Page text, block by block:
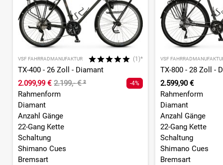
VSF FAHRRADMANUFAKTUR (1)*
TX-400 - 26 Zoll - Diamant
2.099,99 € 2.199,- €² -4%
Rahmenform
Diamant
Anzahl Gänge
22-Gang Kette
Schaltung
Shimano Cues
Bremsart
VSF
TX-800 - 28 Zoll -
2.599,90 €
Rahmenform
Diamant
Anzahl Gänge
22-Gang Kette
Schaltung
Shimano Cues
Bremsart